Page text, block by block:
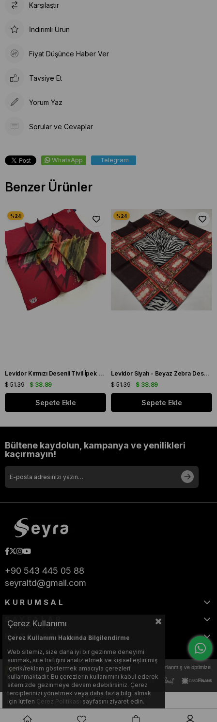
Karşılaştır
İndirimli Ürün
Fiyat Düşünce Haber Ver
Tavsiye Et
Yorum Yaz
Sorular ve Cevaplar
WhatsApp Telegram
Benzer Ürünler
Levidor Kırmızı Desenli Tivil İpek Eşarp 19086
$ 38.89
$ 51.39
Sepete Ekle
Levidor Siyah - Beyaz Zebra Desen Tivil İpek Eşarp 20808
$ 38.89
$ 51.39
Sepete Ekle
Bültene kaydolun, kampanya ve yenilikleri
kaçırmayın!
+90 543 445 05 88
seyraltd@gmail.com
KURUMSAL
SAYFALAR
KATEGORİLER
Bu web sitesi, Nihat KILIÇARSLAN tarafından tasarlanmış ve optimize
edilmiştir.
Çerez Kullanımı
Çerez Kullanımı Hakkında Bilgilendirme
Web sitemiz, size daha iyi bir gezinme deneyimi
sunmak, site trafiğini analiz etmek ve kişiselleştirilmiş
içerik/reklam göstermek amacıyla çerezleri
kullanmaktadır. Bu çerezlerin kullanımını kabul ederek
sitemizde gezinmeye devam edebilirsiniz. Çerez
terciplerinizi yönetmek veya daha fazla bilgi almak
için lütfen Çerez Politikası sayfasını ziyaret edin.